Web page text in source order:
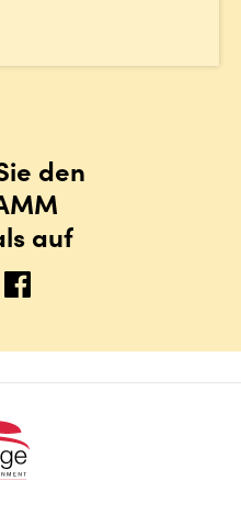
den
auf